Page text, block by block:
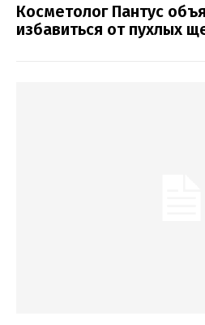
Косметолог Пантус
избавиться от пухлых